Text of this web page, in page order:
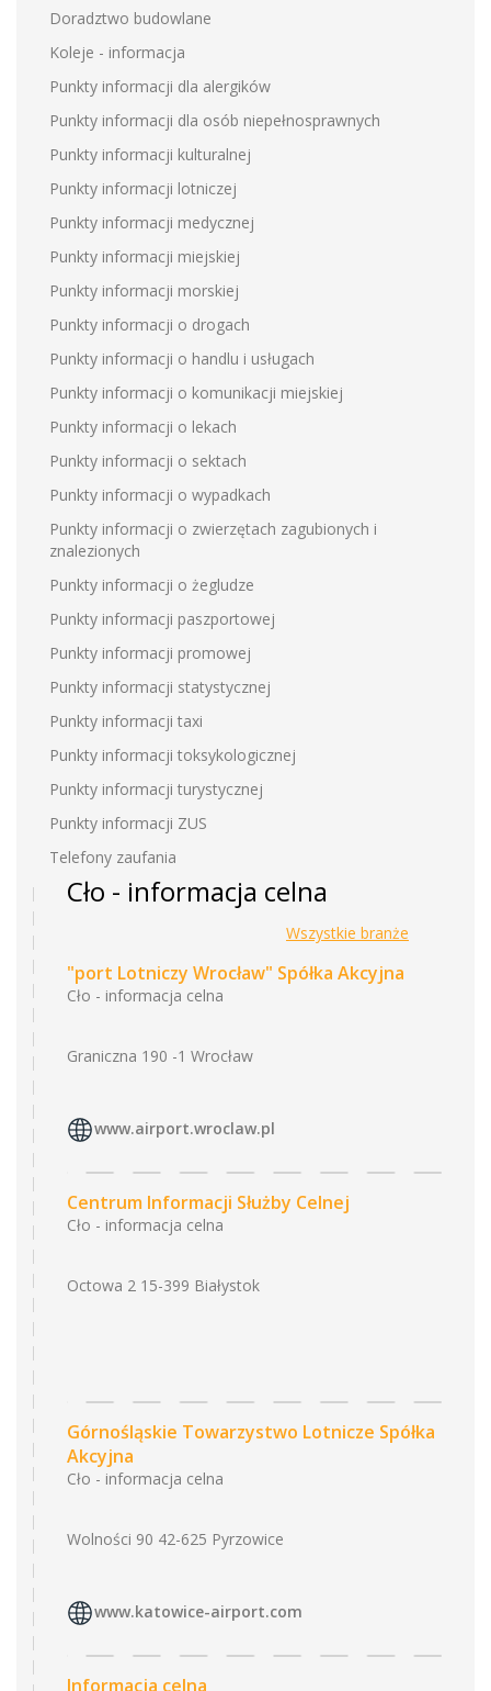
Doradztwo budowlane
Koleje - informacja
Punkty informacji dla alergików
Punkty informacji dla osób niepełnosprawnych
Punkty informacji kulturalnej
Punkty informacji lotniczej
Punkty informacji medycznej
Punkty informacji miejskiej
Punkty informacji morskiej
Punkty informacji o drogach
Punkty informacji o handlu i usługach
Punkty informacji o komunikacji miejskiej
Punkty informacji o lekach
Punkty informacji o sektach
Punkty informacji o wypadkach
Punkty informacji o zwierzętach zagubionych i
znalezionych
Punkty informacji o żegludze
Punkty informacji paszportowej
Punkty informacji promowej
Punkty informacji statystycznej
Punkty informacji taxi
Punkty informacji toksykologicznej
Punkty informacji turystycznej
Punkty informacji ZUS
Telefony zaufania
Cło - informacja celna
Wszystkie branże
"port Lotniczy Wrocław" Spółka Akcyjna
Cło - informacja celna
Graniczna 190 -1 Wrocław
www.airport.wroclaw.pl
Centrum Informacji Służby Celnej
Cło - informacja celna
Octowa 2 15-399 Białystok
Górnośląskie Towarzystwo Lotnicze Spółka
Akcyjna
Cło - informacja celna
Wolności 90 42-625 Pyrzowice
www.katowice-airport.com
Informacja celna